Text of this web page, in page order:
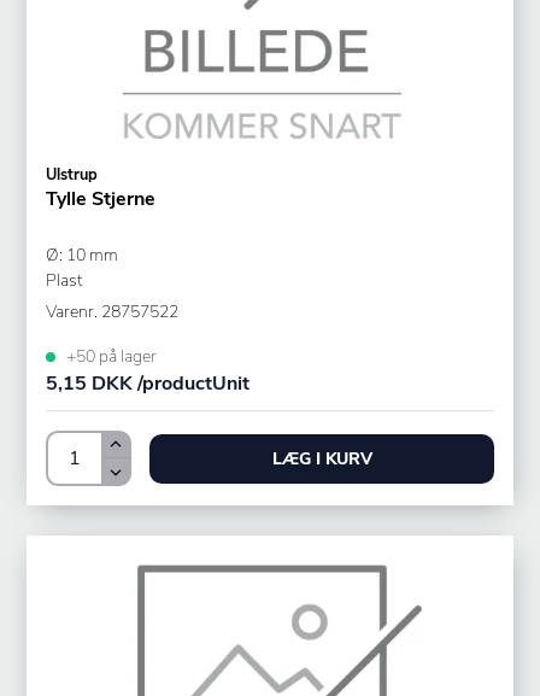
Ulstrup
Tylle Stjerne
Ø: 10 mm
Plast
Varenr. 28757522
+50 på lager
5,15 DKK /productUnit
LÆG I KURV